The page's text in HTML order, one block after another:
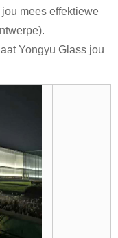
mees effektiewe
Yongyu Glass jou